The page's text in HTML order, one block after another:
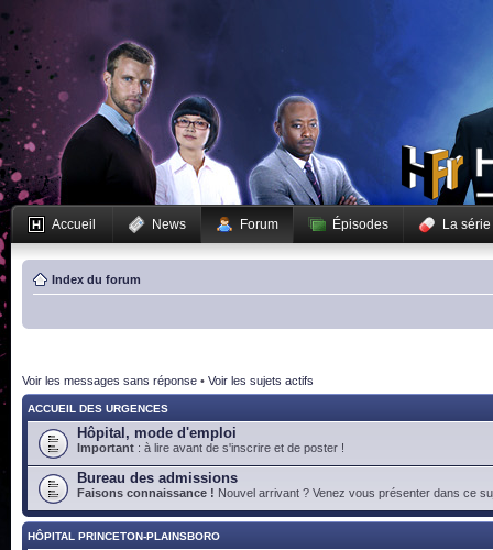
Accueil News Forum Épisodes La série
Index du forum
Voir les messages sans réponse • Voir les sujets actifs
ACCUEIL DES URGENCES
Hôpital, mode d'emploi
Important : à lire avant de s'inscrire et de poster !
Bureau des admissions
Faisons connaissance ! Nouvel arrivant ? Venez vous présenter dans ce
HÔPITAL PRINCETON-PLAINSBORO